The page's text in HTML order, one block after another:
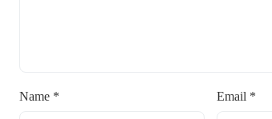
Name * Email *